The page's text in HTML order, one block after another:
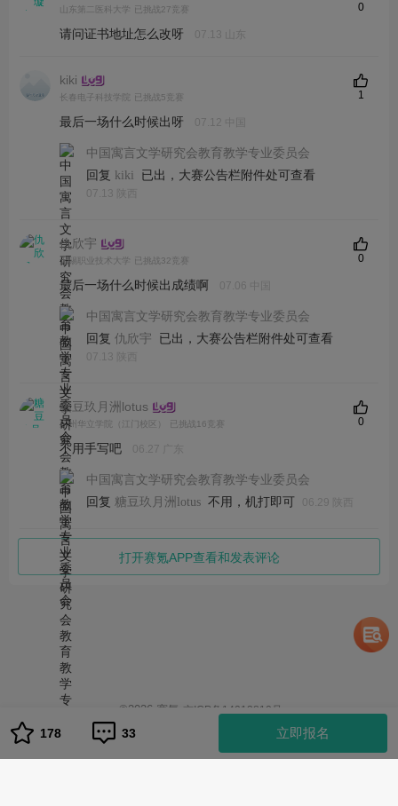
山东第二医科大学 已挑战27竞赛
07.13 山东
0
kiki
长春电子科技学院 已挑战5竞赛
07.12 中国
1
中国寓言文学研究会教育教学专业委员会
回复 kiki 已出，大赛公告栏附件处可查看
07.13 陕西
仇欣宇
无锡职业技术大学 已挑战32竞赛
07.06 中国
0
中国寓言文学研究会教育教学专业委员会
回复 仇欣宇 已出，大赛公告栏附件处可查看
07.13 陕西
糖豆玖月洲lotus
广州华立学院（江门校区） 已挑战16竞赛
06.27 广东
0
中国寓言文学研究会教育教学专业委员会
回复 糖豆玖月洲lotus 不用，机打即可 06.29 陕西
打开赛氪APP查看和发表评论
队伍管理
178 33 立即报名
©2026 赛氪 京ICP备14013810号